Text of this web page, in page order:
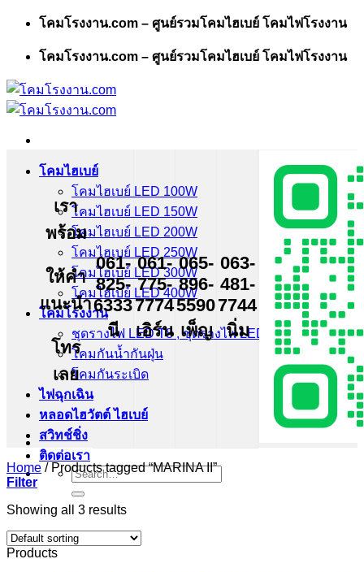
Skip
content
โคมโรงงาน.com – ศูนย์รวมโคมไฮเบย์ โคมไฟโรงงาน
โคมโรงงาน.com – ศูนย์รวมโคมไฮเบย์ โคมไฟโรงงาน
โคมไฮเบย์
โคมไฮเบย์ LED 100W
โคมไฮเบย์ LED 150W
โคมไฮเบย์ LED 200W
โคมไฮเบย์ LED 250W
โคมไฮเบย์ LED 300W
โคมไฮเบย์ LED 400W
โคมโรงงาน
ชุดรางไฟ LED T8 , ชุดรางไฟ LED T5
โคมกันน้ำกันฝุ่น
โคมกันระเบิด
ไฟฉุกเฉิน
หลอดไฮวัตต์ ไฮเบย์
สวิทช์ชิ่ง
ติดต่อเรา
Search
for:
เรา
พร้อม
ให้คำ
แนะนำ
โทร
เลย
061-
825-
6333
นี
061-
775-
7774
เอิร์น
065-
896-
5590
เพ็ญ
063-
481-
7744
นิ่ม
Home /Products tagged “MARINA II”
Filter
Showing all 3 results
Products